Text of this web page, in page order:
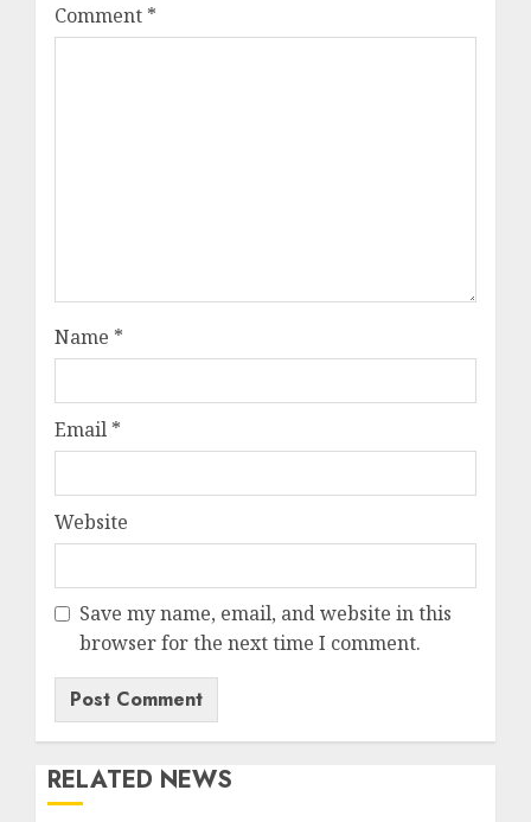
Comment *
Name *
Email *
Website
Save my name, email, and website in this
browser for the next time I comment.
RELATED NEWS